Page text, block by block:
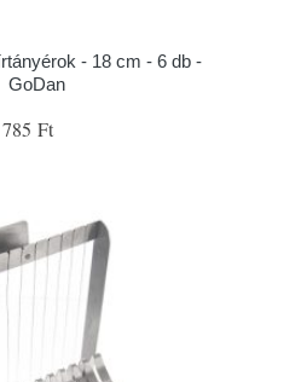
- 18 cm - 6 db -
GoDan
785 Ft